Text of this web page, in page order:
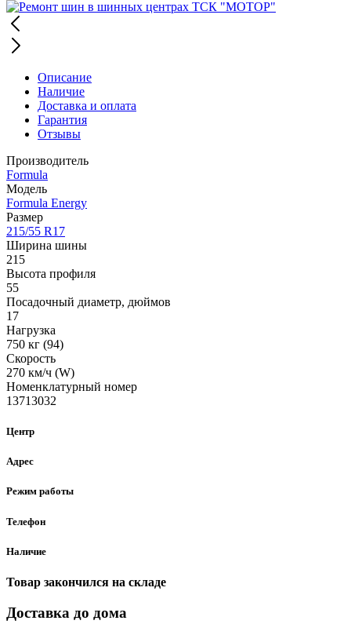
Описание
Наличие
Доставка и оплата
Гарантия
Отзывы
Производитель
Formula
Модель
Formula Energy
Размер
215/55 R17
Ширина шины
215
Высота профиля
55
Посадочный диаметр, дюймов
17
Нагрузка
750 кг (94)
Скорость
270 км/ч (W)
Номенклатурный номер
13713032
Центр
Адрес
Режим работы
Телефон
Наличие
Товар закончился на складе
Доставка до дома